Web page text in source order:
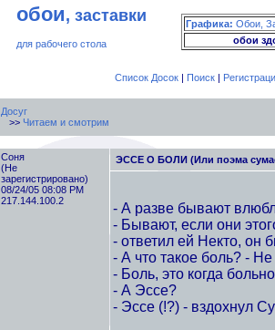
обои, заставки
для рабочего стола
Графика: Обои,
обои
Список Досок| Поиск|
Досуг
>> Читаем и смотрим
Cоня
(Не
зарегистрировано)
08/24/05 08:08 PM
217.144.100.2
ЭССЕ О БОЛИ (Или поэма
- А разве бывают
- Бывают, если они
- ответил ей Некто, он
- А что такое боль? -
- Боль, это когда
- А Эссе?
- Эссе (!?) - вздохнул